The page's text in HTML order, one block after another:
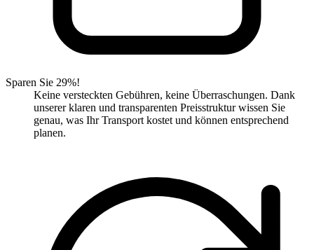
Sparen Sie 29%!
Keine versteckten Gebühren, keine Überraschungen. Dank
unserer klaren und transparenten Preisstruktur wissen Sie
genau, was Ihr Transport kostet und können entsprechend
planen.